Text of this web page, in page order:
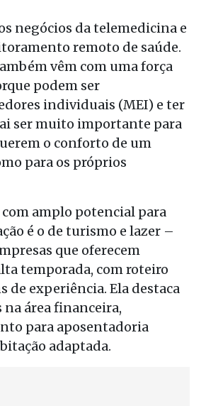
negócios da telemedicina e
remoto de saúde.
vêm com uma força
podem ser
individuais (MEI) e ter
ser muito importante para
o conforto de um
para os próprios
amplo potencial para
é o de turismo e lazer –
que oferecem
temporada, com roteiro
de experiência. Ela destaca
na área financeira,
para aposentadoria
adaptada.